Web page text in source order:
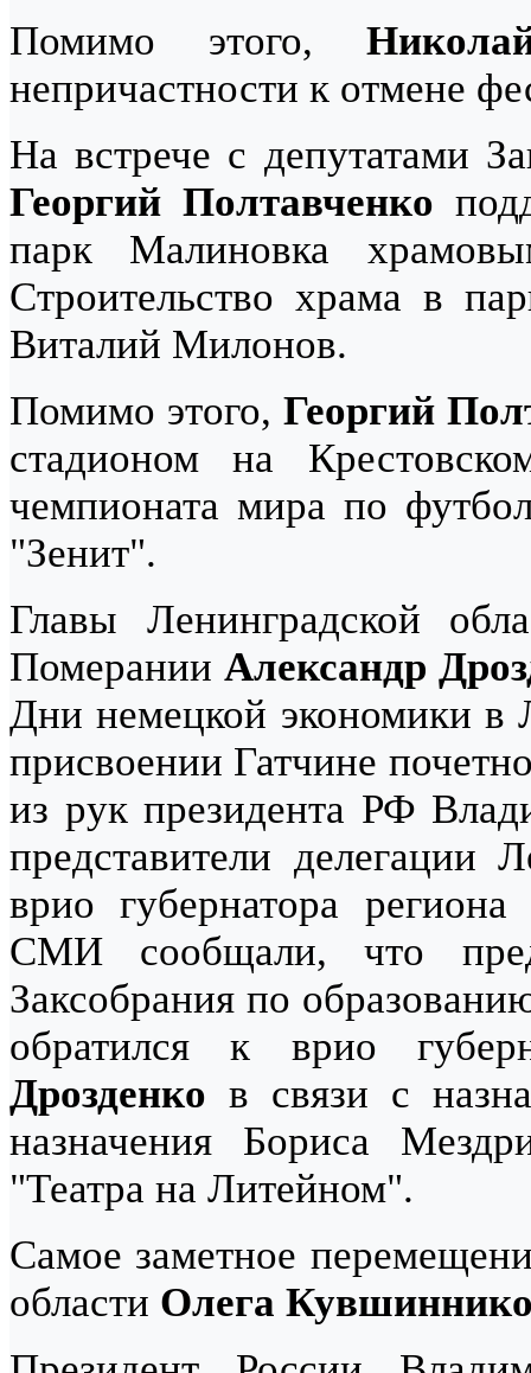
Помимо этого,
непричастности к отмене
На встрече с депутатами
Георгий Полтавченко
парк Малиновка
Строительство храма в
Виталий Милонов.
Помимо этого, Георгий
стадионом на
чемпионата мира по
"Зенит".
Главы Ленинградской
Померании Александр
Дни немецкой экономики в
присвоении Гатчине
из рук президента РФ
представители делегации
врио губернатора
СМИ сообщали, что
Заксобрания по
обратился к врио
Дрозденко в связи с
назначения Бориса
"Театра на Литейном".
Самое заметное
области Олега